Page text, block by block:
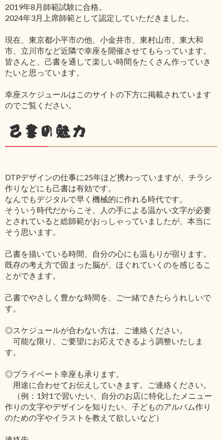
2019年8月師範試験に合格。
2024年3月上席師範として認定していただきました。
現在、東京都小平市の他、小金井市、東村山市、東大和
市、立川市など近隣で幸座を開催させてもらっています。
皆さんと、己書を通して楽しい時間をたくさん作っていき
たいと思っています。
幸座スケジュールはこのサイトの下方に掲載されています
のでご覧ください。
己書の魅力
DTPデザインの仕事に25年ほど携わっていますが、チラシ
作りなどにも己書は有効です。
なんでもデジタルで早く機械的に作れる時代です。
そういう時代だからこそ、人の手による温かい文字が必要
とされていると総師範がおっしゃっていましたが、本当に
そう思います。
己書を描いている時間、自分の心にも温もりが宿ります。
既存の考え方で固まった脳が、ほぐれていくのを感じるこ
とができます。
己書でやさしく豊かな時間を、ご一緒できたらうれしいで
す。
◎スケジュールが合わない方は、ご連絡ください。
可能な限り、ご要望にお応えできるよう調整いたしま
す。
◎プライベート幸座も承ります。
用途に合わせてお伝えしていきます。ご連絡ください。
（例：1対1で習いたい、自分のお店に特化したメニュー
作りの文字やデザインを知りたい、子どものアルバム作り
のための字やイラストを教えて欲しいなど）